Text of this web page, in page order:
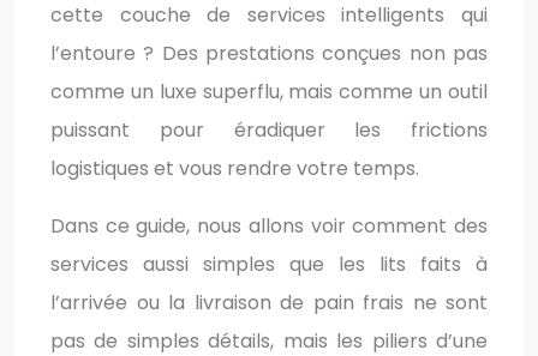
cette couche de services intelligents qui
l’entoure ? Des prestations conçues non pas
comme un luxe superflu, mais comme un outil
puissant pour éradiquer les frictions
logistiques et vous rendre votre temps.
Dans ce guide, nous allons voir comment des
services aussi simples que les lits faits à
l’arrivée ou la livraison de pain frais ne sont
pas de simples détails, mais les piliers d’une